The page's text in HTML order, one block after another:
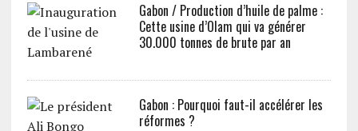
Gabon / Production d’huile de palme :
Cette usine d’Olam qui va générer
30.000 tonnes de brute par an
Gabon : Pourquoi faut-il accélérer les
réformes ?